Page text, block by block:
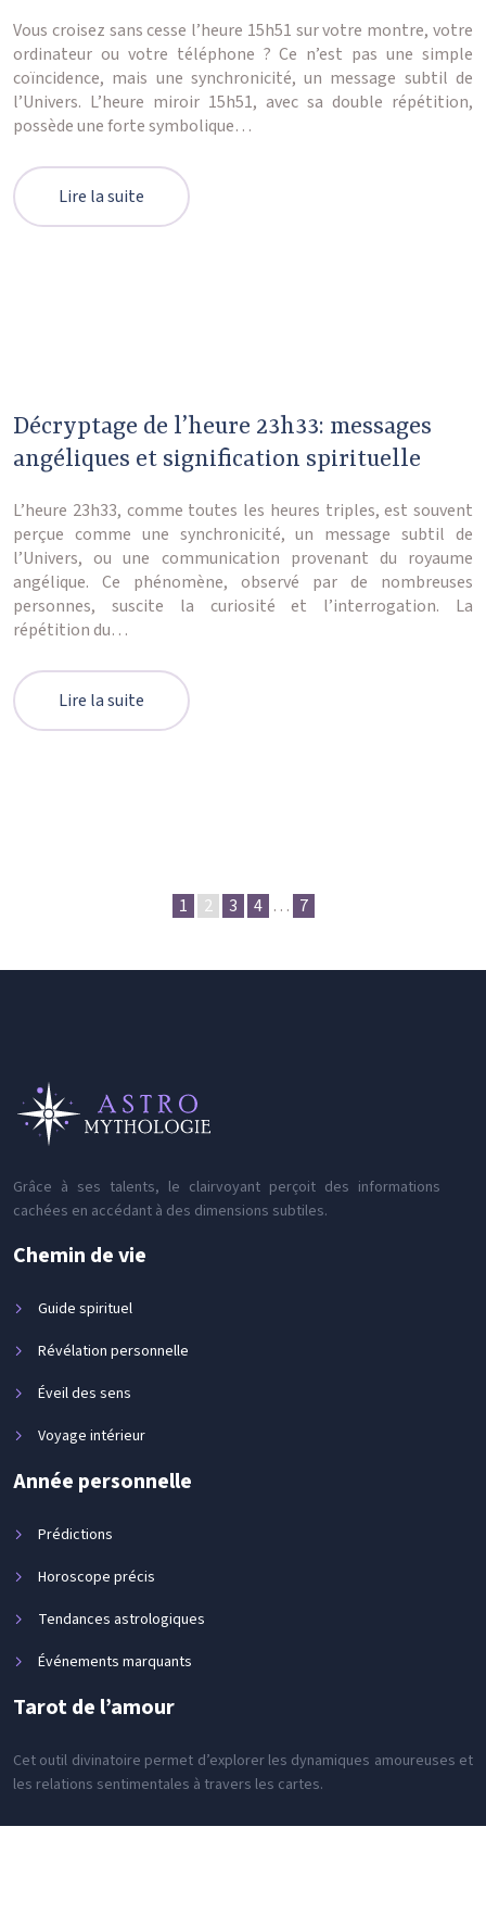
Vous croisez sans cesse l’heure 15h51 sur votre montre, votre
ordinateur ou votre téléphone ? Ce n’est pas une simple
coïncidence, mais une synchronicité, un message subtil de
l’Univers. L’heure miroir 15h51, avec sa double répétition,
possède une forte symbolique…
Lire la suite
Décryptage de l’heure 23h33: messages
angéliques et signification spirituelle
L’heure 23h33, comme toutes les heures triples, est souvent
perçue comme une synchronicité, un message subtil de
l’Univers, ou une communication provenant du royaume
angélique. Ce phénomène, observé par de nombreuses
personnes, suscite la curiosité et l’interrogation. La
répétition du…
Lire la suite
1 2 3 4 … 7
Grâce à ses talents, le clairvoyant perçoit des informations
cachées en accédant à des dimensions subtiles.
Chemin de vie
Guide spirituel
Révélation personnelle
Éveil des sens
Voyage intérieur
Année personnelle
Prédictions
Horoscope précis
Tendances astrologiques
Événements marquants
Tarot de l’amour
Cet outil divinatoire permet d’explorer les dynamiques amoureuses et
les relations sentimentales à travers les cartes.